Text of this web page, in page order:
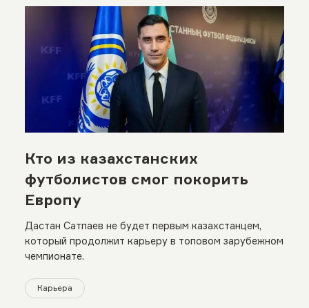
Кто из казахстанских
футболистов смог покорить
Европу
Дастан Сатпаев не будет первым казахстанцем,
который продолжит карьеру в топовом зарубежном
чемпионате.
Карьера